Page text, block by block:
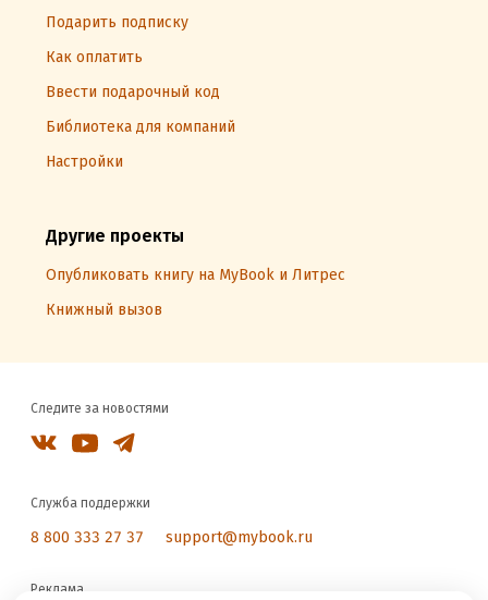
Подарить подписку
Как оплатить
Ввести подарочный код
Библиотека для компаний
Настройки
Другие проекты
Опубликовать книгу на MyBook и Литрес
Книжный вызов
Следите за новостями
Служба поддержки
8 800 333 27 37 support@mybook.ru
Реклама